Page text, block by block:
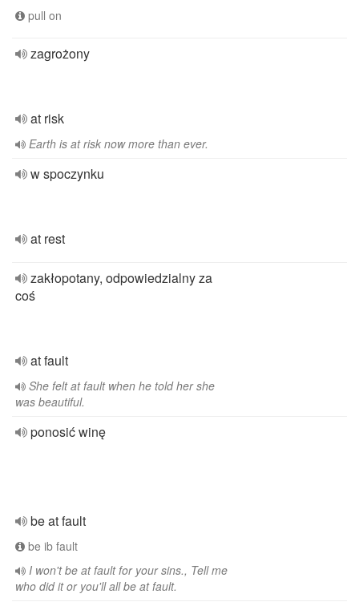
pull on
zagrożony
at risk
Earth is at risk now more than ever.
w spoczynku
at rest
zakłopotany, odpowiedzialny za
coś
at fault
She felt at fault when he told her she
was beautiful.
ponosić winę
be at fault
be ib fault
I won't be at fault for your sins., Tell me
who did it or you'll all be at fault.